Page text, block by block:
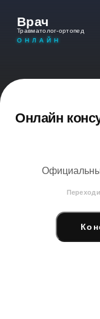
Врач
Травматолог-ортопед
ОНЛАЙН
Онлайн